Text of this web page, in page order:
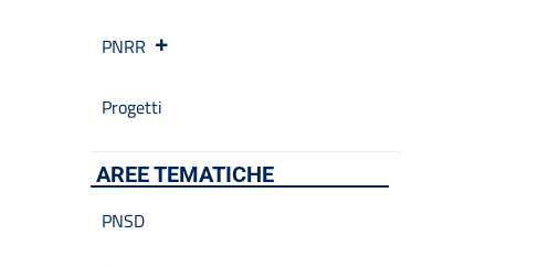
PNRR
Progetti
AREE TEMATICHE
PNSD